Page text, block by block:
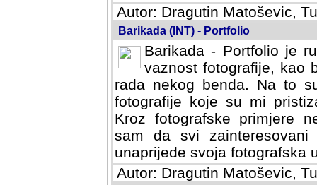
Autor: Dragutin Matoševic,
Barikada (INT) - Portfolio
Barikada - Portfolio je
vaznost fotografije, kao
rada nekog benda. Na to
fotografije koje su mi
fotografske primjere
svi zainteresovani
svoja fotografska umijeca.
Autor: Dragutin Matoševic,